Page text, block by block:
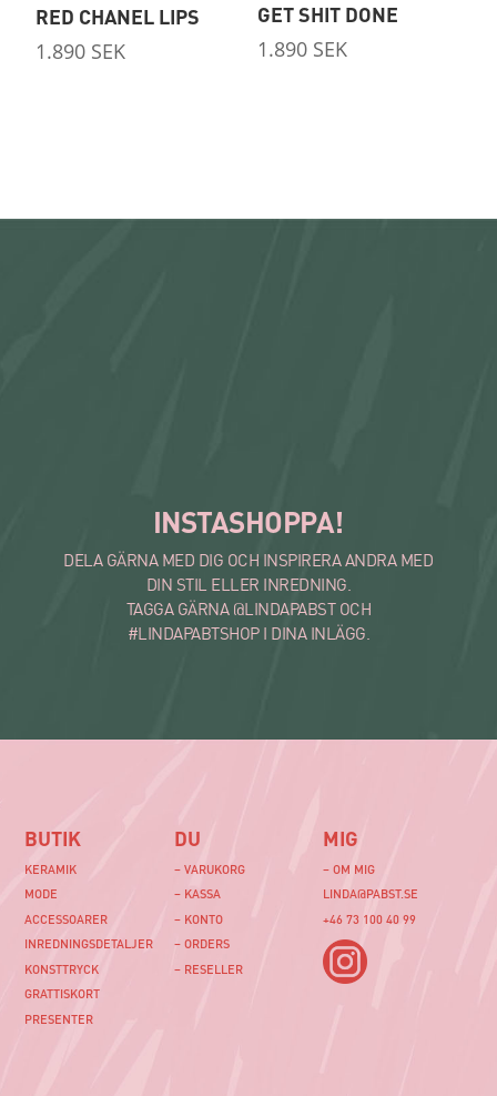
RED CHANEL LIPS
1.890 SEK
GET SHIT DONE
1.890 SEK
INSTASHOPPA!
DELA GÄRNA MED DIG OCH INSPIRERA ANDRA MED
DIN STIL ELLER INREDNING.
TAGGA GÄRNA @LINDAPABST OCH
#LINDAPABTSHOP I DINA INLÄGG.
BUTIK
KERAMIK
MODE
ACCESSOARER
INREDNINGSDETALJER
KONSTTRYCK
GRATTISKORT
PRESENTER
DU
– VARUKORG
– KASSA
– KONTO
– ORDERS
– RESELLER
MIG
– OM MIG
LINDA@PABST.SE
+46 73 100 40 99‬